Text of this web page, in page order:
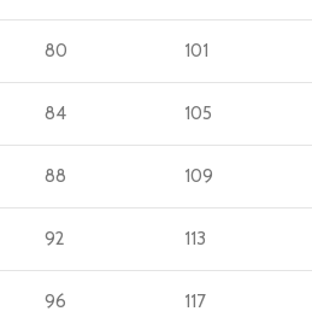
80 101
84 105
88 109
92 113
96 117